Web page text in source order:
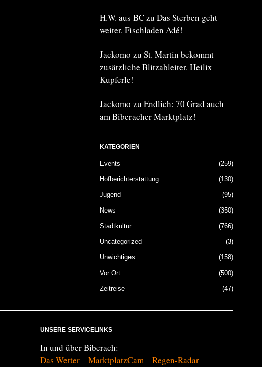
H.W. aus BCzu Das Sterben geht
weiter. Fischladen Adé!
Jackomo zu St. Martin bekommt
zusätzliche Blitzableiter. Heilix
Kupferle!
Jackomo zu Endlich: 70 Grad auch
am Biberacher Marktplatz!
KATEGORIEN
Events 259
Hofberichterstattung 130
Jugend 95
News 350
Stadtkultur 766
Uncategorized 3
Unwichtiges 158
Vor Ort 500
Zeitreise 47
UNSERE SERVICELINKS
In und über Biberach:
Das Wetter
MarktplatzCam Regen-Radar